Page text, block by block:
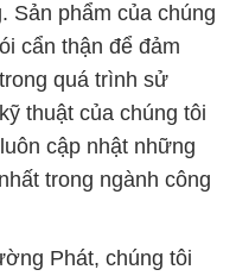
Sản phẩm của chúng
cẩn thận để đảm
quá trình sử
thuật của chúng tôi
cập nhật những
trong ngành công
Phát, chúng tôi